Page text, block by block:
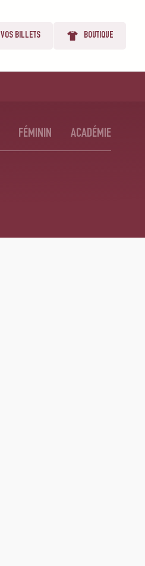
VOS BILLETS BOUTIQUE
FÉMININ ACADÉMIE